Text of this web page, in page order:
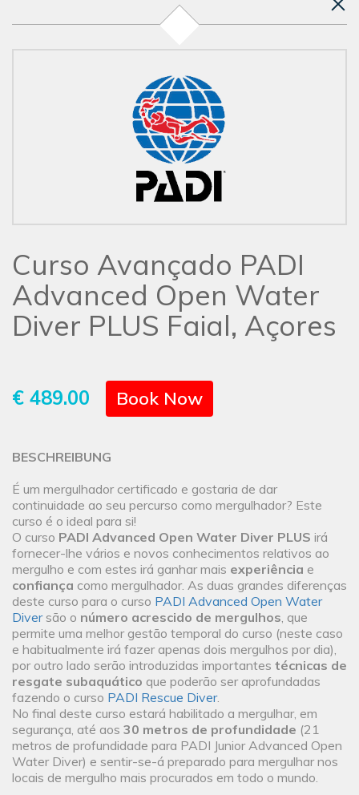
Curso Avançado PADI
Advanced Open Water
Diver PLUS Faial, Açores
€ 489.00 Book Now
BESCHREIBUNG
É um mergulhador certificado e gostaria de dar
continuidade ao seu percurso como mergulhador? Este
curso é o ideal para si!
O curso PADI Advanced Open Water Diver PLUS irá
fornecer-lhe vários e novos conhecimentos relativos ao
mergulho e com estes irá ganhar mais experiência e
confiança como mergulhador. As duas grandes diferenças
deste curso para o curso PADI Advanced Open Water
Diversão o número acrescido de mergulhos, que
permite uma melhor gestão temporal do curso (neste caso
e habitualmente irá fazer apenas dois mergulhos por dia),
por outro lado serão introduzidas importantes técnicas de
resgate subaquático que poderão ser aprofundadas
fazendo o curso PADI Rescue Diver.
No final deste curso estará habilitado a mergulhar, em
segurança, até aos 30 metros de profundidade (21
metros de profundidade para PADI Junior Advanced Open
Water Diver) e sentir-se-á preparado para mergulhar nos
locais de mergulho mais procurados em todo o mundo.